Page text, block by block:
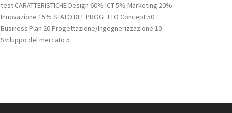
test CARATTERISTICHE Design 60% ICT 5% Marketing 20%
Innovazione 15% STATO DEL PROGETTO Concept 50
Business Plan 20 Progettazione/Ingegnerizzazione 10
Sviluppo del mercato 5